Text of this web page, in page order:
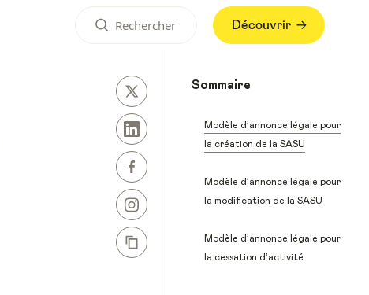
Découvrir
Sommaire
Modèle d’annonce légale pour
la création de la SASU
Modèle d’annonce légale pour
la modification de la SASU
Modèle d’annonce légale pour
la cessation d’activité